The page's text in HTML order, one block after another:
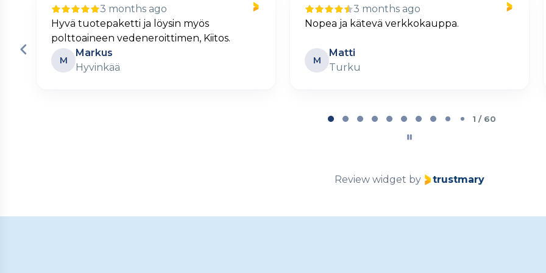
3 months ago
Nopea ja kätevä verkkokauppa.
M
Matti
Turku
10 days ago
Selkeä ja helppo tilaus
PL
Petteri Lehtovaara
Parainen
2 / 60
Review widget by trustmary